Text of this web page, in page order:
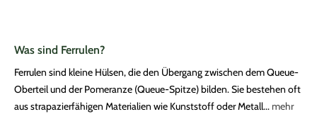
Was sind Ferrulen?
Ferrulen sind kleine Hülsen, die den Übergang zwischen dem Queue-
Oberteil und der Pomeranze (Queue-Spitze) bilden. Sie bestehen oft
aus strapazierfähigen Materialien wie Kunststoff oder Metall...mehr